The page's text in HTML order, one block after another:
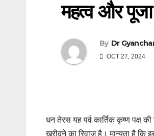
महत्व और पूजा
By Dr
OCT 27, 2024
धन तेरस यह पर्व कार्तिक कृष्ण पक्ष
खरीदने का रिवाज है। मान्यता है कि